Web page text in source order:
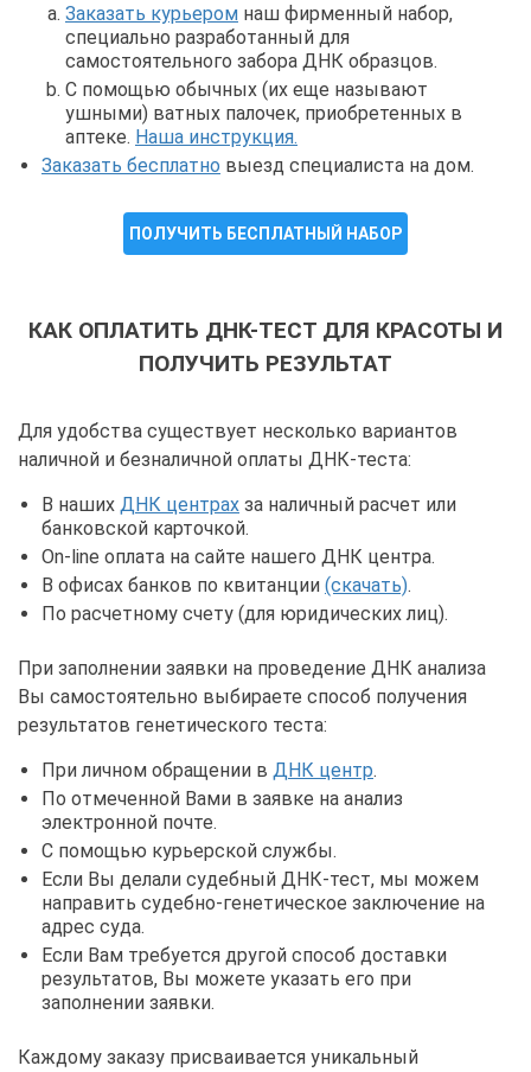
Заказать курьером наш фирменный набор,
специально разработанный для
самостоятельного забора ДНК образцов.
С помощью обычных (их еще называют
ушными) ватных палочек, приобретенных в
аптеке. Наша инструкция.
Заказать бесплатно выезд специалиста на дом.
ПОЛУЧИТЬ БЕСПЛАТНЫЙ НАБОР
КАК ОПЛАТИТЬ ДНК-ТЕСТ ДЛЯ КРАСОТЫ И
ПОЛУЧИТЬ РЕЗУЛЬТАТ
Для удобства существует несколько вариантов
наличной и безналичной оплаты ДНК-теста:
В наших ДНК центрах за наличный расчет или
банковской карточкой.
On-line оплата на сайте нашего ДНК центра.
В офисах банков по квитанции (скачать).
По расчетному счету (для юридических лиц).
При заполнении заявки на проведение ДНК анализа
Вы самостоятельно выбираете способ получения
результатов генетического теста:
При личном обращении в ДНК центр.
По отмеченной Вами в заявке на анализ
электронной почте.
С помощью курьерской службы.
Если Вы делали судебный ДНК-тест, мы можем
направить судебно-генетическое заключение на
адрес суда.
Если Вам требуется другой способ доставки
результатов, Вы можете указать его при
заполнении заявки.
Каждому заказу присваивается уникальный